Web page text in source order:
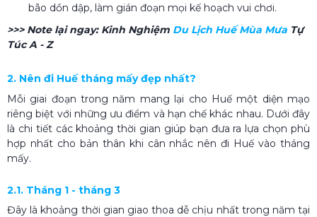
bão dồn dập, làm gián đoạn mọi kế hoạch vui chơi.
>>> Note lại ngay: Kinh Nghiệm Du Lịch Huế Mùa Mưa​ Tự
Túc A - Z
2. Nên đi Huế tháng mấy đẹp nhất?
Mỗi giai đoạn trong năm mang lại cho Huế một diện mạo
riêng biệt với những ưu điểm và hạn chế khác nhau. Dưới đây
là chi tiết các khoảng thời gian giúp bạn đưa ra lựa chọn phù
hợp nhất cho bản thân khi cân nhắc nên đi Huế vào tháng
mấy​.
2.1. Tháng 1 - tháng 3
Đây là khoảng thời gian giao thoa dễ chịu nhất trong năm tại